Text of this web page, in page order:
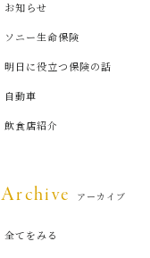
お知らせ
ソニー生命保険
明日に役立つ保険の話
自動車
飲食店紹介
Archive アーカイブ
全てをみる